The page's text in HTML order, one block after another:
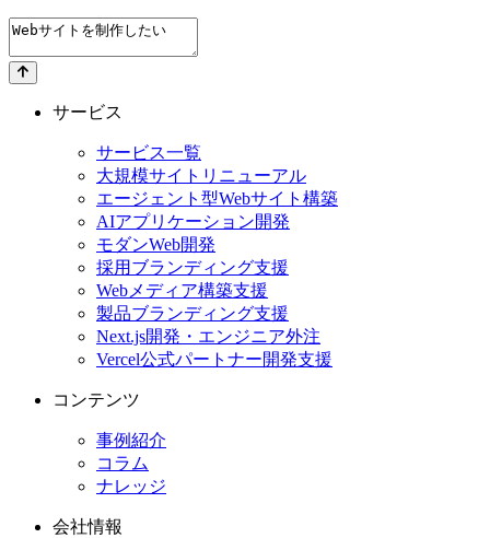
サービス
サービス一覧
大規模サイトリニューアル
エージェント型Webサイト構築
AIアプリケーション開発
モダンWeb開発
採用ブランディング支援
Webメディア構築支援
製品ブランディング支援
Next.js開発・エンジニア外注
Vercel公式パートナー開発支援
コンテンツ
事例紹介
コラム
ナレッジ
会社情報